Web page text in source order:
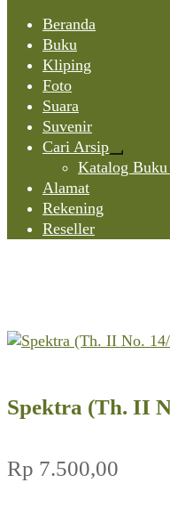
Beranda
Buku
Kliping
Foto
Suara
Suvenir
Cari Arsip
Expand
child
Katalog
Alamat
Rekening
Reseller
Spektra (Th. II
Rp 7.500,00